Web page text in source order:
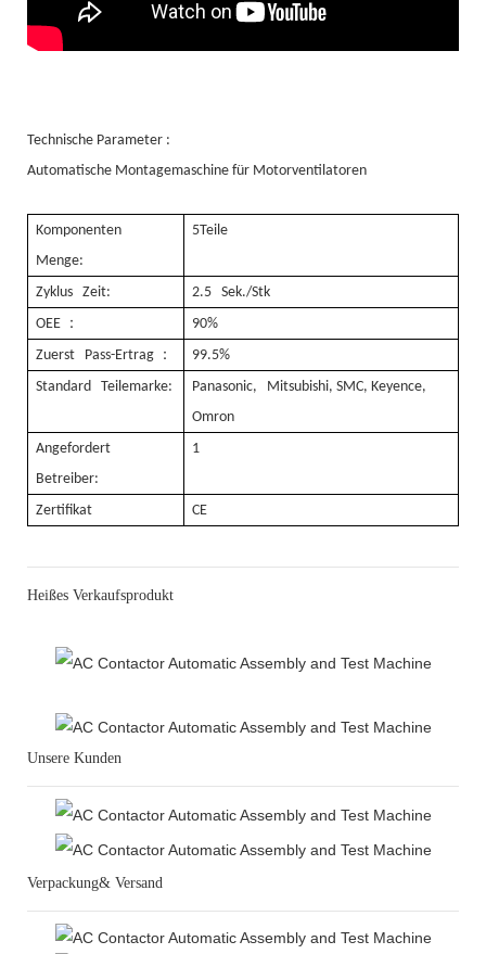
Technische Parameter :
Automatische Montagemaschine für Motorventilatoren
Komponenten
Menge:
5Teile
Zyklus Zeit:
2.5 Sek./Stk
OEE ：
90%
Zuerst Pass-Ertrag ：
99.5%
Standard Teilemarke:
Panasonic, Mitsubishi, SMC, Keyence,
Omron
Angefordert
Betreiber:
1
Zertifikat CE
Heißes Verkaufsprodukt
Unsere Kunden
Verpackung& Versand